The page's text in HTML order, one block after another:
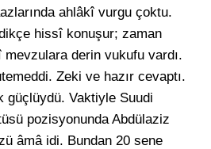
ahlâkî vurgu çoktu.
hissî konuşur; zaman
mevzulara derin vukufu vardı.
Zeki ve hazır cevaptı.
güçlüydü. Vaktiyle Suudi
pozisyonunda Abdülaziz
âmâ idi. Bundan 20 sene